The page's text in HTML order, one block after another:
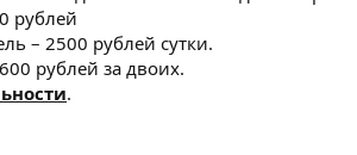
рублей
– 2500 рублей сутки.
рублей за двоих.
.